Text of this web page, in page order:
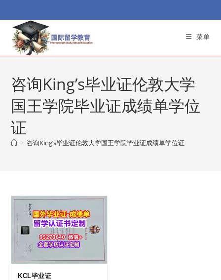
to
content
菜单
咨询King’s毕业证伦敦大学
国王学院毕业证成绩单学位
证
> 咨询King’s毕业证伦敦大学国王学院毕业证成绩单学位证
KCL毕业证